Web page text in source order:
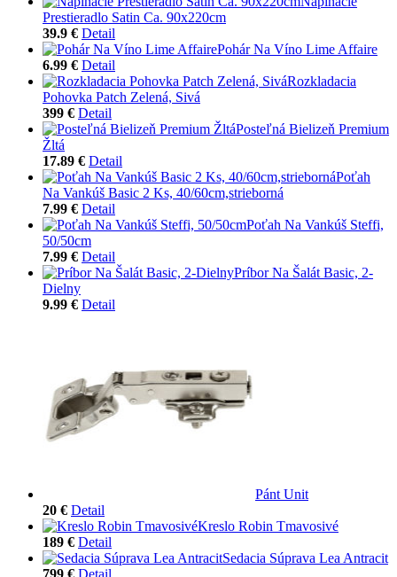
Prestieradlo Satin Ca. 90x220cm
39.9 € Detail
Pohár Na Víno Lime Affaire
6.99 € Detail
Rozkladacia
Pohovka Patch Zelená, Sivá
399 € Detail
Posteľná Bielizeň Premium
Žltá
17.89 € Detail
Poťah
Na Vankúš Basic 2 Ks, 40/60cm,strieborná
7.99 € Detail
Poťah Na Vankúš Steffi,
50/50cm
7.99 € Detail
Príbor Na Šalát Basic, 2-
Dielny
9.99 € Detail
Pánt Unit
20 € Detail
Kreslo Robin Tmavosivé
189 € Detail
Sedacia Súprava Lea Antracit
799 € Detail